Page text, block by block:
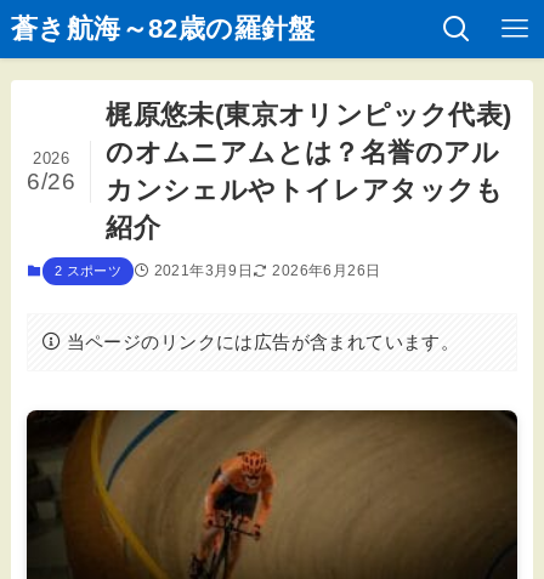
蒼き航海～82歳の羅針盤
梶原悠未(東京オリンピック代表)
のオムニアムとは？名誉のアル
カンシェルやトイレアタックも
紹介
2026
6/26
2 スポーツ 2021年3月9日 2026年6月26日
当ページのリンクには広告が含まれています。